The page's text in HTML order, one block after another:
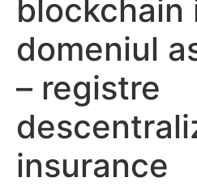
blockchain
domeniul
– registre
insurance